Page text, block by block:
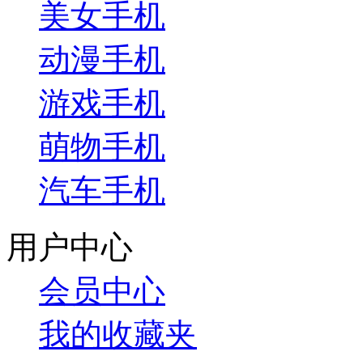
美女手机
动漫手机
游戏手机
萌物手机
汽车手机
用户中心
会员中心
我的收藏夹